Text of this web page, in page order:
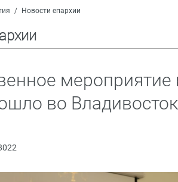
/ Новости епархии
во